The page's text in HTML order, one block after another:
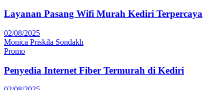
Layanan Pasang Wifi Murah Kediri Terpercaya
02/08/2025
Monica Priskila Sondakh
Promo
Penyedia Internet Fiber Termurah di Kediri